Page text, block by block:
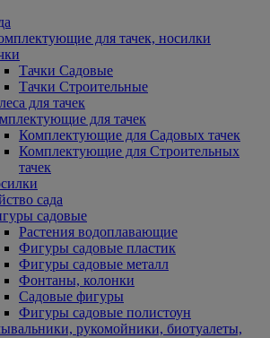
для тачек, носилки
Тачки Садовые
Тачки Строительные
для тачек
для тачек
Комплектующие для Садовых тачек
Комплектующие для Строительных
тачек
сада
садовые
Растения водоплавающие
Фигуры садовые пластик
Фигуры садовые металл
Фонтаны, колонки
Садовые фигуры
Фигуры садовые полистоун
рукомойники, биотуалеты,